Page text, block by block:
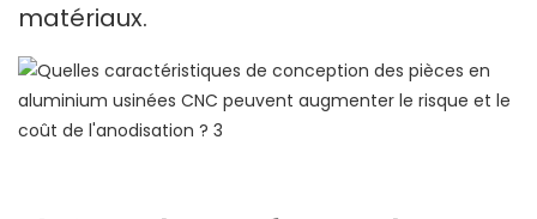
matériaux.